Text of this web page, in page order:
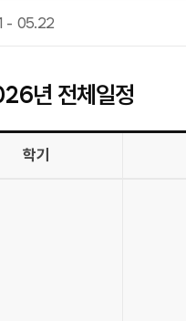
- 05.22
년 전체일정
학기